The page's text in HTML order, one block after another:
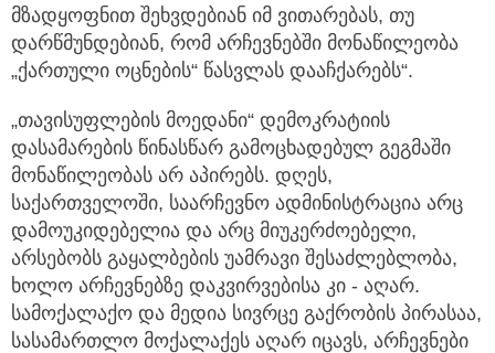
მზადყოფნით შეხვდებიან იმ ვითარებას, თუ
დარწმუნდებიან, რომ არჩევნებში მონაწილეობა
„ქართული ოცნების“ წასვლას დააჩქარებს“.
„თავისუფლების მოედანი“ დემოკრატიის
დასამარების წინასწარ გამოცხადებულ გეგმაში
მონაწილეობას არ აპირებს. დღეს,
საქართველოში, საარჩევნო ადმინისტრაცია არც
დამოუკიდებელია და არც მიუკერძოებელი,
არსებობს გაყალბების უამრავი შესაძლებლობა,
ხოლო არჩევნებზე დაკვირვებისა კი - აღარ.
სამოქალაქო და მედია სივრცე გაქრობის პირასაა,
სასამართლო მოქალაქეს აღარ იცავს, არჩევნები